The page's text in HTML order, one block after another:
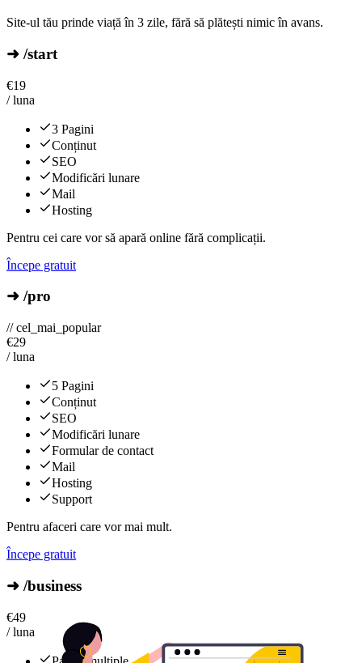
Site-ul tău prinde viață în 3 zile, fără să plătești nimic în avans.
➜ /start
€19
/ luna
3 Pagini
Conținut
SEO
Modificări lunare
Mail
Hosting
Pentru cei care vor să apară online fără complicații.
Începe gratuit
➜ /pro
// cel_mai_popular
€29
/ luna
5 Pagini
Conținut
SEO
Modificări lunare
Formular de contact
Mail
Hosting
Support
Pentru afaceri care vor mai mult.
Începe gratuit
➜ /business
€49
/ luna